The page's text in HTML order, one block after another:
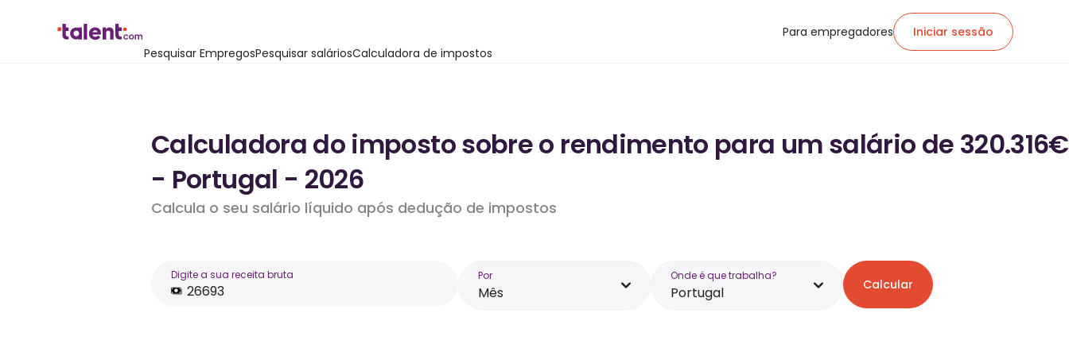
Pesquisar EmpregosPesquisar saláriosCalculadora de impostos
Para empregadores Iniciar sessão
Calculadora do imposto sobre o rendimento para um salário de 320.316€
- Portugal - 2026
Calcula o seu salário líquido após dedução de impostos
Digite a sua receita bruta Por
Mês
Onde é que trabalha?
Portugal Calcular